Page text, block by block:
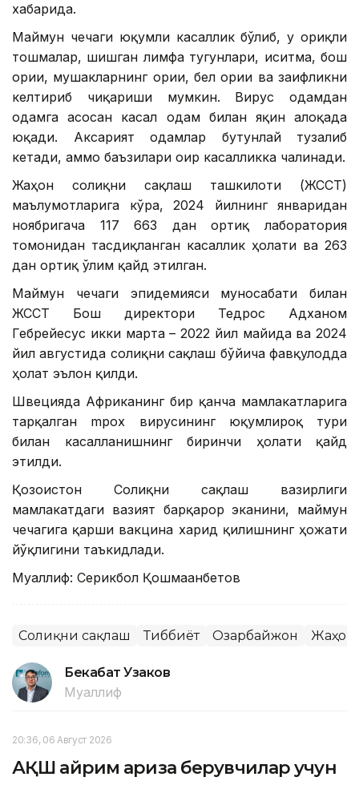
хабарида.
Маймун чечаги юқумли касаллик бўлиб, у оғриқли
тошмалар, шишган лимфа тугунлари, иситма, бош
оғриғи, мушакларнинг оғриғи, бел оғриғи ва заифликни
келтириб чиқариши мумкин. Вирус одамдан
одамга асосан касал одам билан яқин алоқада
юқади. Аксарият одамлар бутунлай тузалиб
кетади, аммо баъзилари оғир касалликка чалинади.
Жаҳон соғлиқни сақлаш ташкилоти (ЖССТ)
маълумотларига кўра, 2024 йилнинг январидан
ноябригача 117 663 дан ортиқ лаборатория
томонидан тасдиқланган касаллик ҳолати ва 263
дан ортиқ ўлим қайд этилган.
Маймун чечаги эпидемияси муносабати билан
ЖССТ Бош директори Тедрос Адханом
Гебрейесус икки марта – 2022 йил майида ва 2024
йил августида соғлиқни сақлаш бўйича фавқулодда
ҳолат эълон қилди.
Швецияда Африканинг бир қанча мамлакатларига
тарқалган mpox вирусининг юқумлироқ тури
билан касалланишнинг биринчи ҳолати қайд
этилди.
Қозоғистон Соғлиқни сақлаш вазирлиги
мамлакатдаги вазият барқарор эканини, маймун
чечагига қарши вакцина харид қилишнинг ҳожати
йўқлигини таъкидлади.
Муаллиф: Серикбол Қошмағанбетов
Соғлиқни сақлаш Тиббиёт Озарбайжон Жаҳон
Бекабат Узаков
Муаллиф
20:36, 06 Август 2026
АҚШ айрим ариза берувчилар учун